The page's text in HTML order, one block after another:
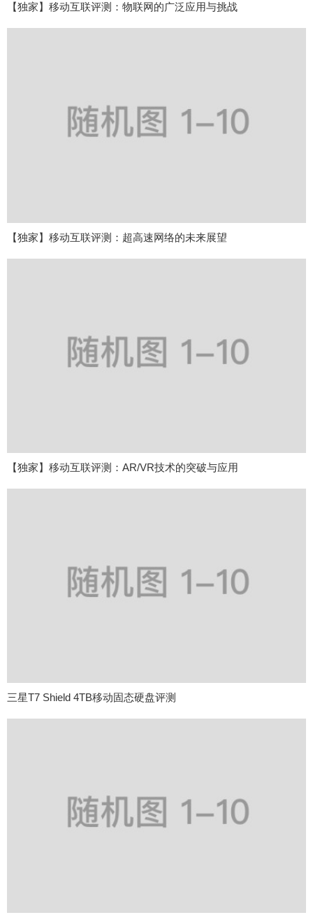
【独家】移动互联评测：物联网的广泛应用与挑战
【独家】移动互联评测：超高速网络的未来展望
【独家】移动互联评测：AR/VR技术的突破与应用
三星T7 Shield 4TB移动固态硬盘评测